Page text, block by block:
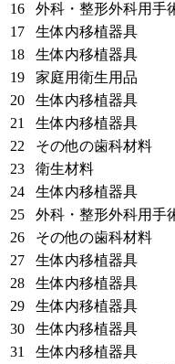
16
外科・整形外科用手
17
生体内移植器具
18
生体内移植器具
19
家庭用衛生用品
20
生体内移植器具
21
生体内移植器具
22
その他の歯科材料
23
衛生材料
24
生体内移植器具
25
外科・整形外科用手
26
その他の歯科材料
27
生体内移植器具
28
生体内移植器具
29
生体内移植器具
30
生体内移植器具
31
生体内移植器具